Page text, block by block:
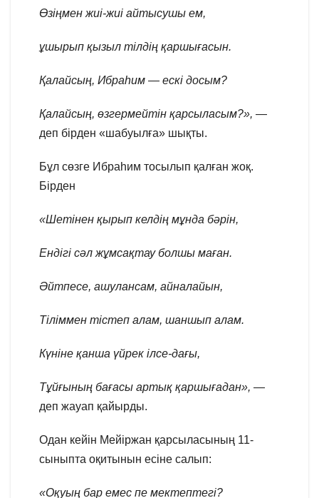
Өзіңмен жиі-жиі айтысушы ем,
ұшырып қызыл тілдің қаршығасын.
Қалайсың, Ибраһим — ескі досым?
Қалайсың, өзгермейтін қарсыласым?», —
деп бірден «шабуылға» шықты.
Бұл сөзге Ибраһим тосылып қалған жоқ.
Бірден
«Шетінен қырып келдің мұнда бәрін,
Ендігі сәл жұмсақтау болшы маған.
Әйтпесе, ашулансам, айналайын,
Тіліммен тістеп алам, шаншып алам.
Күніне қанша үйрек ілсе-дағы,
Тұйғының бағасы артық қаршығадан», —
деп жауап қайырды.
Одан кейін Мейіржан қарсыласының 11-
сыныпта оқитынын есіне салып:
«Оқуың бар емес пе мектептегі?